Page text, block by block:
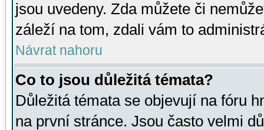
jsou uvedeny. Zda můžete či
záleží na tom, zdali vám to
Návrat nahoru
Co to jsou důležitá témata?
Důležitá témata se objevují na fóru
na první stránce. Jsou často velmi